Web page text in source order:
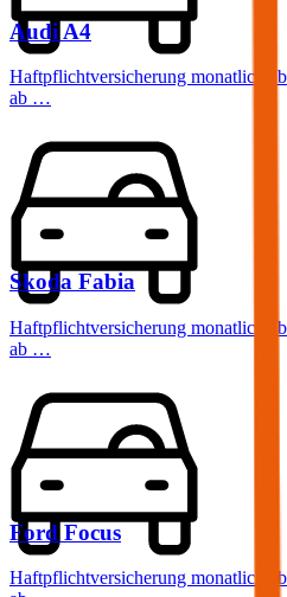
Audi A4
Haftpflichtversicherung monatlich ab
ab …
Skoda Fabia
Haftpflichtversicherung monatlich ab
ab …
Ford Focus
Haftpflichtversicherung monatlich ab